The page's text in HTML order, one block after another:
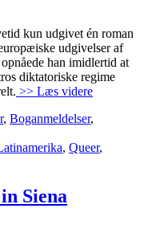
kun udgivet én roman
udgivelser af
han imidlertid at
diktatoriske regime
>> Læs videre
, Boganmeldelser,
, Queer,
Siena